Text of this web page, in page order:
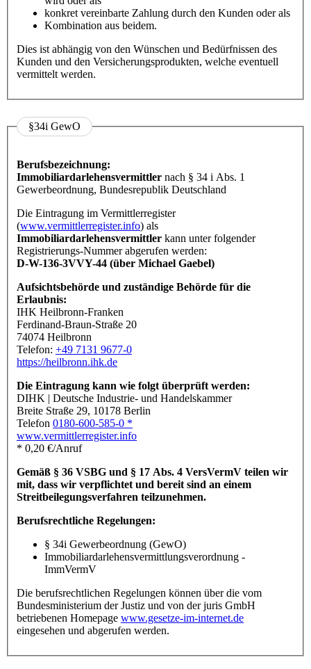
konkret vereinbarte Zahlung durch den Kunden oder als
Kombination aus beidem.
Dies ist abhängig von den Wünschen und Bedürfnissen des
Kunden und den Versicherungsprodukten, welche eventuell
vermittelt werden.
§34i GewO
Berufsbezeichnung:
Immobiliardarlehensvermittler nach § 34 i Abs. 1
Gewerbeordnung, Bundesrepublik Deutschland
Die Eintragung im Vermittlerregister
(www.vermittlerregister.info) als
Immobiliardarlehensvermittler kann unter folgender
Registrierungs-Nummer abgerufen werden:
D-W-136-3VVY-44 (über Michael Gaebel)
Aufsichtsbehörde und zuständige Behörde für die
Erlaubnis:
IHK Heilbronn-Franken
Ferdinand-Braun-Straße 20
74074 Heilbronn
Telefon: +49 7131 9677-0
https://heilbronn.ihk.de
Die Eintragung kann wie folgt überprüft werden:
DIHK | Deutsche Industrie- und Handelskammer
Breite Straße 29, 10178 Berlin
Telefon 0180-600-585-0 *
www.vermittlerregister.info
* 0,20 €/Anruf
Gemäß § 36 VSBG und § 17 Abs. 4 VersVermV teilen wir
mit, dass wir verpflichtet und bereit sind an einem
Streitbeilegungsverfahren teilzunehmen.
Berufsrechtliche Regelungen:
§ 34i Gewerbeordnung (GewO)
Immobiliardarlehensvermittlungsverordnung -
ImmVermV
Die berufsrechtlichen Regelungen können über die vom
Bundesministerium der Justiz und von der juris GmbH
betriebenen Homepage www.gesetze-im-internet.de
eingesehen und abgerufen werden.